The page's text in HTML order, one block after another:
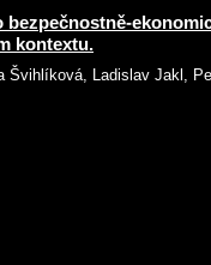
kontextu.
Švihlíková, Ladislav Jakl,